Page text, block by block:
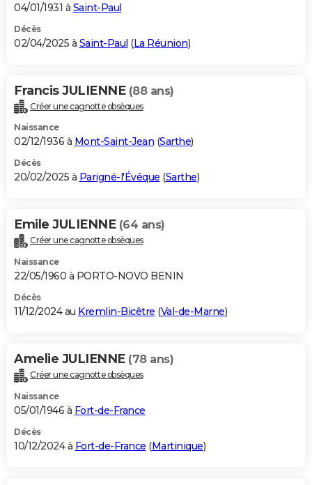
04/01/1931 à Saint-Paul
Décès
02/04/2025 à Saint-Paul (La Réunion)
Francis JULIENNE (88 ans)
Créer une cagnotte obsèques
Naissance
02/12/1936 à Mont-Saint-Jean (Sarthe)
Décès
20/02/2025 à Parigné-l'Évêque (Sarthe)
Emile JULIENNE (64 ans)
Créer une cagnotte obsèques
Naissance
22/05/1960 à PORTO-NOVO BENIN
Décès
11/12/2024 au Kremlin-Bicêtre (Val-de-Marne)
Amelie JULIENNE (78 ans)
Créer une cagnotte obsèques
Naissance
05/01/1946 à Fort-de-France
Décès
10/12/2024 à Fort-de-France (Martinique)